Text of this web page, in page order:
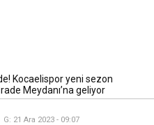
Kocaelispor yeni sezon
Meydanı’na geliyor
G: 21 Ara 2023 - 09:07